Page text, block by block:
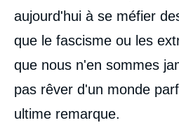
aujourd'hui à se méfier
que le fascisme ou les
que nous n'en sommes
pas rêver d'un monde
ultime remarque.